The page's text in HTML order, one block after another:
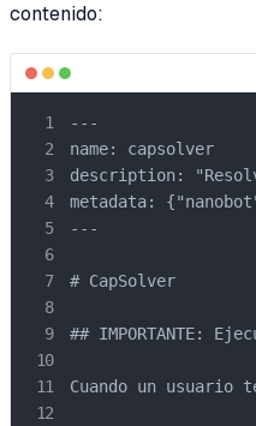
contenido:
---
name: capsolver
description:
metadata:
---
# CapSolver
## IMPORTANTE:
Cuando un usuario